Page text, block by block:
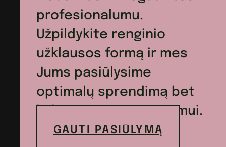
profesionalumu.
Užpildykite renginio
užklausos formą ir mes
Jums pasiūlysime
optimalų sprendimą bet
kokio renginio maitinimui.
GAUTI PASIŪLYMĄ